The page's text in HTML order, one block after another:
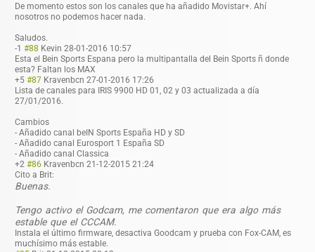
De momento estos son los canales que ha añadido Movistar+. Ahí
nosotros no podemos hacer nada.
Saludos.
-1 #88 Kevin 28-01-2016 10:57
Esta el Bein Sports Espana pero la multipantalla del Bein Sports ñ donde
esta? Faltan los MAX
+5 #87 Kravenbcn 27-01-2016 17:26
Lista de canales para IRIS 9900 HD 01, 02 y 03 actualizada a día
27/01/2016.
Cambios
- Añadido canal beIN Sports España HD y SD
- Añadido canal Eurosport 1 España SD
- Añadido canal Classica
+2 #86 Kravenbcn 21-12-2015 21:24
Cito a Brit:
Buenas.
Tengo activo el Godcam, me comentaron que era algo más
estable que el CCCAM.
Instala el último firmware, desactiva Goodcam y prueba con Fox-CAM, es
muchísimo más estable.